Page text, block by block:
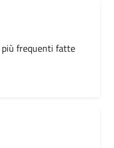
più frequenti fatte